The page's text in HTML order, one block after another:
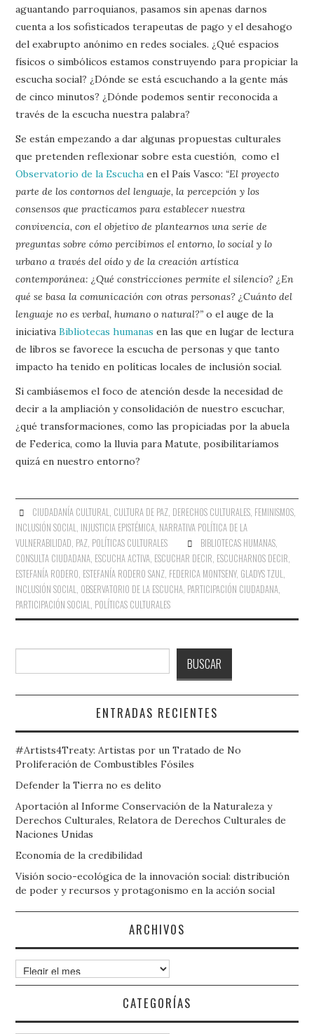
aguantando parroquianos, pasamos sin apenas darnos
cuenta a los sofisticados terapeutas de pago y el desahogo
del exabrupto anónimo en redes sociales. ¿Qué espacios
físicos o simbólicos estamos construyendo para propiciar la
escucha social? ¿Dónde se está escuchando a la gente más
de cinco minutos? ¿Dónde podemos sentir reconocida a
través de la escucha nuestra palabra?
Se están empezando a dar algunas propuestas culturales
que pretenden reflexionar sobre esta cuestión, como el
Observatorio de la Escucha en el País Vasco: “El proyecto
parte de los contornos del lenguaje, la percepción y los
consensos que practicamos para establecer nuestra
convivencia, con el objetivo de plantearnos una serie de
preguntas sobre cómo percibimos el entorno, lo social y lo
urbano a través del oído y de la creación artística
contemporánea: ¿Qué constricciones permite el silencio? ¿En
qué se basa la comunicación con otras personas? ¿Cuánto del
lenguaje no es verbal, humano o natural?” o el auge de la
iniciativaBibliotecas humanas en las que en lugar de lectura
de libros se favorece la escucha de personas y que tanto
impacto ha tenido en políticas locales de inclusión social.
Si cambiásemos el foco de atención desde la necesidad de
decir a la ampliación y consolidación de nuestro escuchar,
¿qué transformaciones, como las propiciadas por la abuela
de Federica, como la lluvia para Matute, posibilitaríamos
quizá en nuestro entorno?
CIUDADANÍA CULTURAL, CULTURA DE PAZ, DERECHOS CULTURALES, FEMINISMOS,
INCLUSIÓN SOCIAL, INJUSTICIA EPISTÉMICA, NARRATIVA POLÍTICA DE LA
VULNERABILIDAD, PAZ, POLÍTICAS CULTURALES BIBLIOTECAS HUMANAS,
CONSULTA CIUDADANA, ESCUCHA ACTIVA, ESCUCHAR DECIR, ESCUCHARNOS DECIR,
ESTEFANÍA RODERO, ESTEFANÍA RODERO SANZ, FEDERICA MONTSENY, GLADYS TZUL,
INCLUSIÓN SOCIAL, OBSERVATORIO DE LA ESCUCHA, PARTICIPACIÓN CIUDADANA,
PARTICIPACIÓN SOCIAL, POLÍTICAS CULTURALES
BUSCAR
ENTRADAS RECIENTES
#Artists4Treaty: Artistas por un Tratado de No
Proliferación de Combustibles Fósiles
Defender la Tierra no es delito
Aportación al Informe Conservación de la Naturaleza y
Derechos Culturales, Relatora de Derechos Culturales de
Naciones Unidas
Economía de la credibilidad
Visión socio-ecológica de la innovación social: distribución
de poder y recursos y protagonismo en la acción social
ARCHIVOS
Archivos
CATEGORÍAS